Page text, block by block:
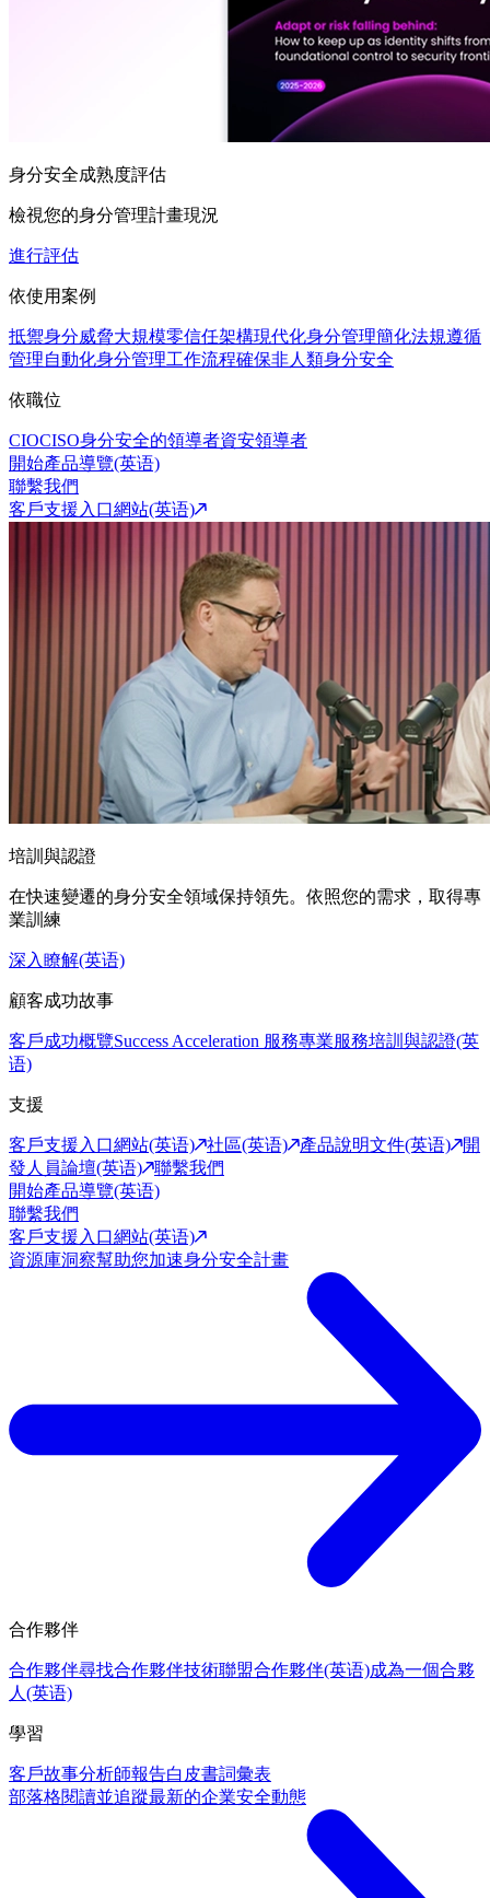
身分安全成熟度評估
檢視您的身分管理計畫現況
進行評估
依使用案例
抵禦身分威脅大規模零信任架構現代化身分管理簡化法規遵循
管理自動化身分管理工作流程確保非人類身分安全
依職位
CIOCISO身分安全的領導者資安領導者
開始產品導覽(英语)
聯繫我們
客戶支援入口網站(英语)
培訓與認證
在快速變遷的身分安全領域保持領先。依照您的需求，取得專
業訓練
深入瞭解(英语)
顧客成功故事
客戶成功概覽Success Acceleration 服務專業服務培訓與認證(英
语)
支援
客戶支援入口網站(英语) 社區(英语) 產品說明文件(英语)
開
發人員論壇(英语)
聯繫我們
開始產品導覽(英语)
聯繫我們
客戶支援入口網站(英语)
資源庫洞察幫助您加速身分安全計畫
合作夥伴
合作夥伴尋找合作夥伴技術聯盟合作夥伴(英语)成為一個合夥
人(英语)
學習
客戶故事分析師報告白皮書詞彙表
部落格閱讀並追蹤最新的企業安全動態